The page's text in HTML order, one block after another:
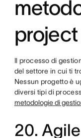
Il processo di
del settore in cui ti
Nessun progetto è
diversi tipi di
metodologie di
20. Agile